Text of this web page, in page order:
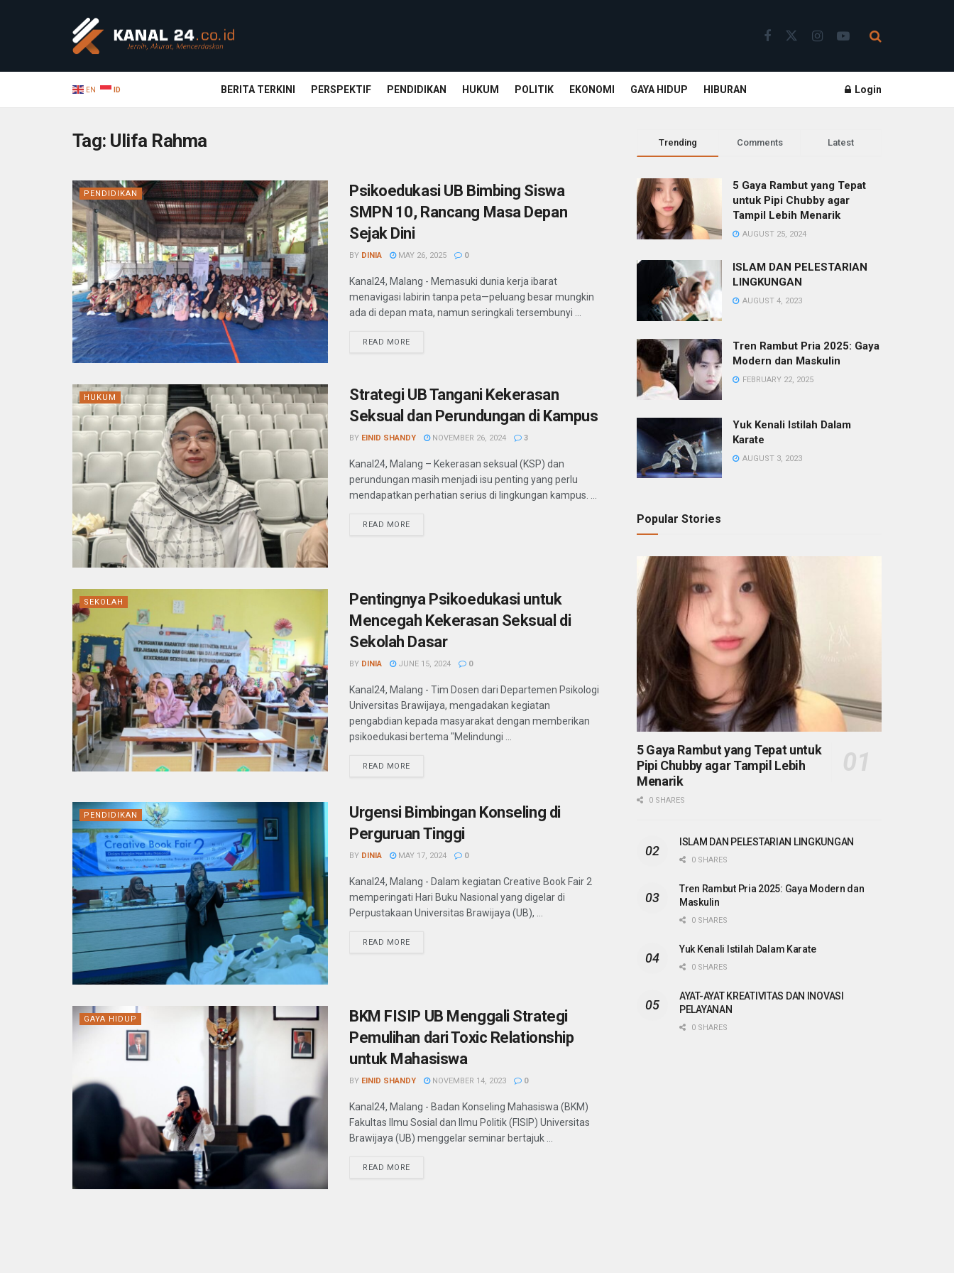
EN ID BERITA TERKINI PERSPEKTIF PENDIDIKAN HUKUM POLITIK EKONOMI GAYA HIDUP HIBURAN Login
Tag: Ulifa Rahma
PENDIDIKAN
Psikoedukasi UB Bimbing Siswa
SMPN 10, Rancang Masa Depan
Sejak Dini
BY DINIA MAY 26, 2025 0
Kanal24, Malang - Memasuki dunia kerja ibarat
menavigasi labirin tanpa peta—peluang besar mungkin
ada di depan mata, namun seringkali tersembunyi ...
READ MORE
HUKUM
Strategi UB Tangani Kekerasan
Seksual dan Perundungan di Kampus
BY EINID SHANDY NOVEMBER 26, 2024 3
Kanal24, Malang – Kekerasan seksual (KSP) dan
perundungan masih menjadi isu penting yang perlu
mendapatkan perhatian serius di lingkungan kampus. ...
READ MORE
SEKOLAH
Pentingnya Psikoedukasi untuk
Mencegah Kekerasan Seksual di
Sekolah Dasar
BY DINIA JUNE 15, 2024 0
Kanal24, Malang - Tim Dosen dari Departemen Psikologi
Universitas Brawijaya, mengadakan kegiatan
pengabdian kepada masyarakat dengan memberikan
psikoedukasi bertema "Melindungi ...
READ MORE
PENDIDIKAN
Urgensi Bimbingan Konseling di
Perguruan Tinggi
BY DINIA MAY 17, 2024 0
Kanal24, Malang - Dalam kegiatan Creative Book Fair 2
memperingati Hari Buku Nasional yang digelar di
Perpustakaan Universitas Brawijaya (UB), ...
READ MORE
GAYA HIDUP
BKM FISIP UB Menggali Strategi
Pemulihan dari Toxic Relationship
untuk Mahasiswa
BY EINID SHANDY NOVEMBER 14, 2023 0
Kanal24, Malang - Badan Konseling Mahasiswa (BKM)
Fakultas Ilmu Sosial dan Ilmu Politik (FISIP) Universitas
Brawijaya (UB) menggelar seminar bertajuk ...
READ MORE
Trending Comments Latest
5 Gaya Rambut yang Tepat
untuk Pipi Chubby agar
Tampil Lebih Menarik
AUGUST 25, 2024
ISLAM DAN PELESTARIAN
LINGKUNGAN
AUGUST 4, 2023
Tren Rambut Pria 2025: Gaya
Modern dan Maskulin
FEBRUARY 22, 2025
Yuk Kenali Istilah Dalam
Karate
AUGUST 3, 2023
Popular Stories
5 Gaya Rambut yang Tepat untuk
Pipi Chubby agar Tampil Lebih
Menarik
0 SHARES
ISLAM DAN PELESTARIAN LINGKUNGAN
0 SHARES
Tren Rambut Pria 2025: Gaya Modern dan
Maskulin
0 SHARES
Yuk Kenali Istilah Dalam Karate
0 SHARES
AYAT-AYAT KREATIVITAS DAN INOVASI
PELAYANAN
0 SHARES